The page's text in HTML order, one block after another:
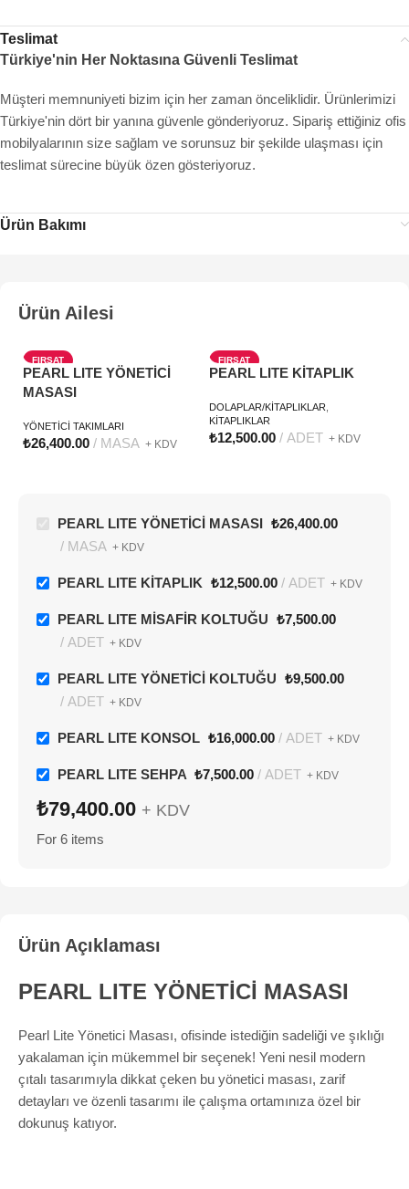
Teslimat
Türkiye'nin Her Noktasına Güvenli Teslimat
Müşteri memnuniyeti bizim için her zaman önceliklidir. Ürünlerimizi
Türkiye'nin dört bir yanına güvenle gönderiyoruz. Sipariş ettiğiniz ofis
mobilyalarının size sağlam ve sorunsuz bir şekilde ulaşması için
teslimat sürecine büyük özen gösteriyoruz.
Ürün Bakımı
Ürün Ailesi
FIRSAT
YENI
PEARL LITE YÖNETİCİ
MASASI
YÖNETİCİ TAKIMLARI
₺26,400.00 MASA + KDV
FIRSAT
YENI
PEARL LITE KİTAPLIK
DOLAPLAR/KİTAPLIKLAR
KİTAPLIKLAR
₺12,500.00 ADET + KDV
PEARL LITE YÖNETİCİ MASASI ₺26,400.00
MASA + KDV
PEARL LITE KİTAPLIK ₺12,500.00 ADET + KDV
PEARL LITE MİSAFİR KOLTUĞU ₺7,500.00
ADET + KDV
PEARL LITE YÖNETİCİ KOLTUĞU ₺9,500.00
ADET + KDV
PEARL LITE KONSOL ₺16,000.00 ADET + KDV
PEARL LITE SEHPA ₺7,500.00 ADET + KDV
₺79,400.00 + KDV
For 6 items
Ürün Açıklaması
PEARL LITE YÖNETİCİ MASASI
Pearl Lite Yönetici Masası, ofisinde istediğin sadeliği ve şıklığı
yakalaman için mükemmel bir seçenek! Yeni nesil modern
çıtalı tasarımıyla dikkat çeken bu yönetici masası, zarif
detayları ve özenli tasarımı ile çalışma ortamınıza özel bir
dokunuş katıyor.